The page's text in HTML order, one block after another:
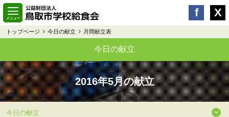
トップページ 今日の献立 月間献立表
今日の献立
2016年5月の献立
今日の献立